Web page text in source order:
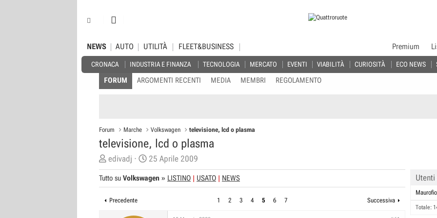
NEWS
CRONACA INDUSTRIA E FINANZA TECNOLOGIA MERCATO EVENTI VIABILITÀ CURIOSITÀ ECO NEWS
AUTO UTILITÀ FLEET&BUSINESS Premium
FORUM ARGOMENTI RECENTI MEDIA MEMBRI REGOLAMENTO
Forum Marche Volkswagen televisione, lcd o plasma
televisione, lcd o plasma
C
r
e
t
edivadj
D
a
t
25 Aprile 2009
Tutto su Volkswagen » LISTINO USATO NEWS
Precedente 1 2 3 4 5 6 7 Successiva
Utenti
Totale: